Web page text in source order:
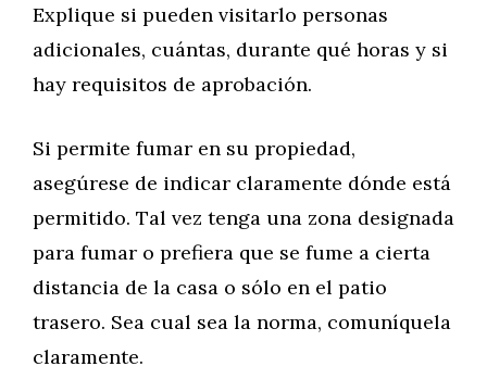
Explique si pueden visitarlo personas
adicionales, cuántas, durante qué horas y si
hay requisitos de aprobación.
Si permite fumar en su propiedad,
asegúrese de indicar claramente dónde está
permitido. Tal vez tenga una zona designada
para fumar o prefiera que se fume a cierta
distancia de la casa o sólo en el patio
trasero. Sea cual sea la norma, comuníquela
claramente.